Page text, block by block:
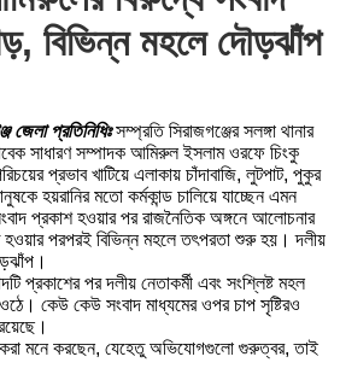
বিভিন্ন মহলে দৌড়ঝাঁপ
জেলা প্রতিনিধিঃসম্প্রতি সিরাজগঞ্জের সলঙ্গা থানার
সাধারণ সম্পাদক আমিরুল ইসলাম ওরফে চিংকু
প্রভাব খাটিয়ে এলাকায় চাঁদাবাজি, লুটপাট, পুকুর
হয়রানির মতো কর্মকান্ড চালিয়ে যাচ্ছেন এমন
প্রকাশ হওয়ার পর রাজনৈতিক অঙ্গনে আলোচনার
পরপরই বিভিন্ন মহলে তৎপরতা শুরু হয়। দলীয়
প্রকাশের পর দলীয় নেতাকর্মী এবং সংশ্লিষ্ট মহল
কেউ কেউ সংবাদ মাধ্যমের ওপর চাপ সৃষ্টিরও
মনে করছেন, যেহেতু অভিযোগগুলো গুরুত্বর, তাই